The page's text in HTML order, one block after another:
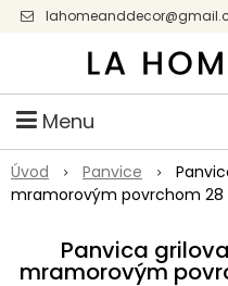
Menu
Úvod Panvice
mramorovým povrchom 28
Panvica
mramorovým